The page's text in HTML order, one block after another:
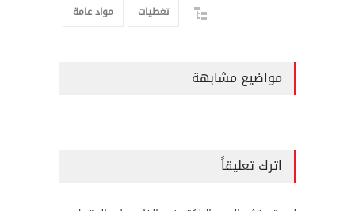
تغطيات
مواد عامة
مواضيع مشابهة
اترك تعليقاً